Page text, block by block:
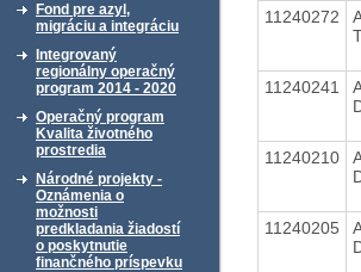
Fond pre azyl,
migráciu a integráciu
Integrovaný
regionálny operačný
program 2014 - 2020
Operačný program
Kvalita životného
prostredia
Národné projekty -
Oznámenia o
možnosti
predkladania žiadostí
o poskytnutie
finančného príspevku
11240272
11240241
11240210
11240205